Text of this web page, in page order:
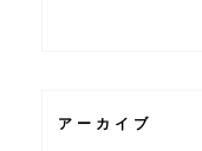
アーカイブ